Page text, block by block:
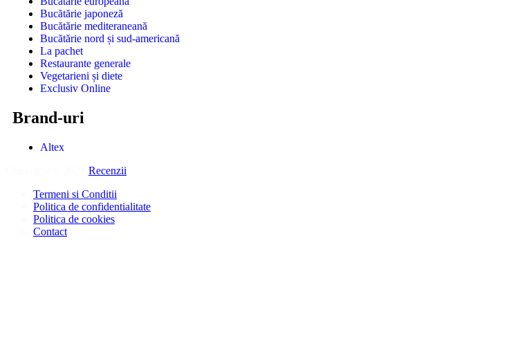
Bucătărie japoneză
Bucătărie mediteraneană
Bucătărie nord și sud-americană
La pachet
Restaurante generale
Vegetarieni și diete
Exclusiv Online
Brand-uri
Altex
Recenzii
Termeni si Conditii
Politica de confidentialitate
Politica de cookies
Contact